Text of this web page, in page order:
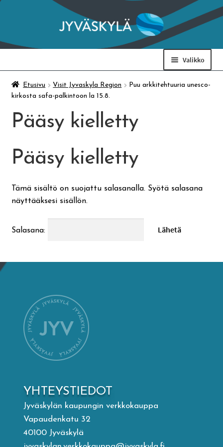
Siirry
navigointiin
Siirry
sisältöön
Valikko
Taidemuseo & Ratamo
Suomen käsityön museo
Ateria- ja välipalamaksut
Kirjasto
Visit Jyvaskyla Region
Valon Kaupunki
Lasten Lysti & LystiKylä-festivaali
Ohje
Etusivu Visit Jyvaskyla Region
Puu arkkitehtuuria unesco-
kirkosta safa-palkintoon la 15.8.
Pääsy kielletty
Pääsy kielletty
Tämä sisältö on suojattu salasanalla. Syötä salasana
näyttääksesi sisällön.
Salasana:
YHTEYSTIEDOT
Jyväskylän kaupungin verkkokauppa
Vapaudenkatu 32
40100 Jyväskylä